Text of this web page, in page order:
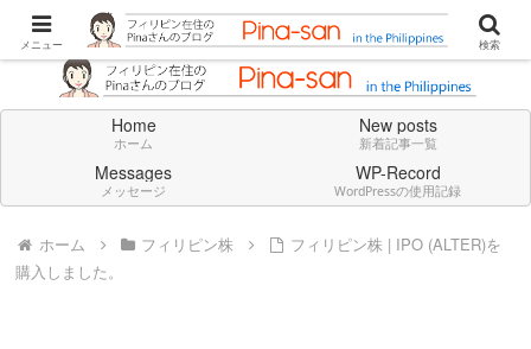
Don't think deeply. Feel always in English.
Home
ホーム
New posts
新着記事一覧
Messages
メッセージ
WP-Record
WordPressの使用記録
ホーム フィリピン株
フィリピン株 | IPO (ALTER)を
購入しました。
メニュー 検索